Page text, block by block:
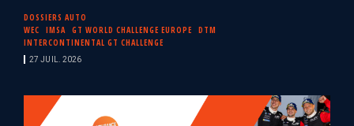
DOSSIERS AUTO
WEC
IMSA GT WORLD CHALLENGE EUROPE
DTM
INTERCONTINENTAL GT CHALLENGE
27 JUIL. 2026